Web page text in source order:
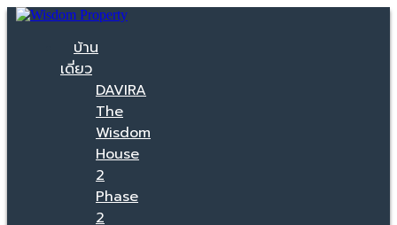
บ้าน
เดี่ยว
DAVIRA
The
Wisdom
House
2
Phase
2